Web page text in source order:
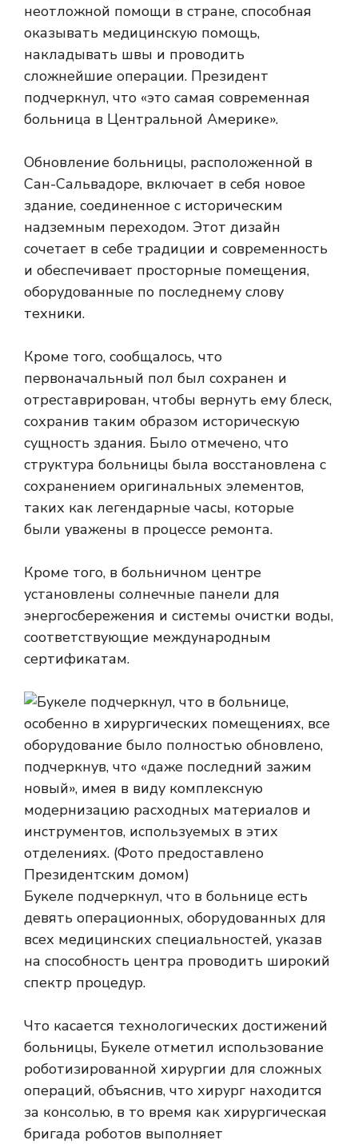
неотложной помощи в стране, способная
оказывать медицинскую помощь,
накладывать швы и проводить
сложнейшие операции. Президент
подчеркнул, что «это самая современная
больница в Центральной Америке».
Обновление больницы, расположенной в
Сан-Сальвадоре, включает в себя новое
здание, соединенное с историческим
надземным переходом. Этот дизайн
сочетает в себе традиции и современность
и обеспечивает просторные помещения,
оборудованные по последнему слову
техники.
Кроме того, сообщалось, что
первоначальный пол был сохранен и
отреставрирован, чтобы вернуть ему блеск,
сохранив таким образом историческую
сущность здания. Было отмечено, что
структура больницы была восстановлена ​​с
сохранением оригинальных элементов,
таких как легендарные часы, которые
были уважены в процессе ремонта.
Кроме того, в больничном центре
установлены солнечные панели для
энергосбережения и системы очистки воды,
соответствующие международным
сертификатам.
Букеле подчеркнул, что в больнице есть
девять операционных, оборудованных для
всех медицинских специальностей, указав
на способность центра проводить широкий
спектр процедур.
Что касается технологических достижений
больницы, Букеле отметил использование
роботизированной хирургии для сложных
операций, объяснив, что хирург находится
за консолью, в то время как хирургическая
бригада роботов выполняет